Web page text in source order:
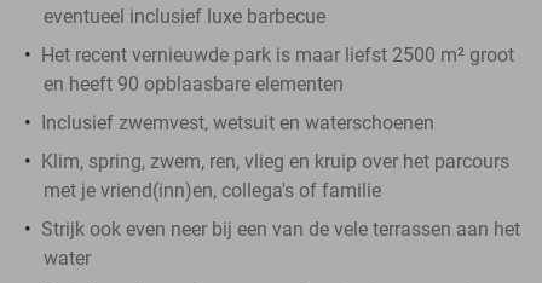
eventueel inclusief luxe barbecue
Het recent vernieuwde park is maar liefst 2500 m² groot
en heeft 90 opblaasbare elementen
Inclusief zwemvest, wetsuit en waterschoenen
Klim, spring, zwem, ren, vlieg en kruip over het parcours
met je vriend(inn)en, collega's of familie
Strijk ook even neer bij een van de vele terrassen aan het
water